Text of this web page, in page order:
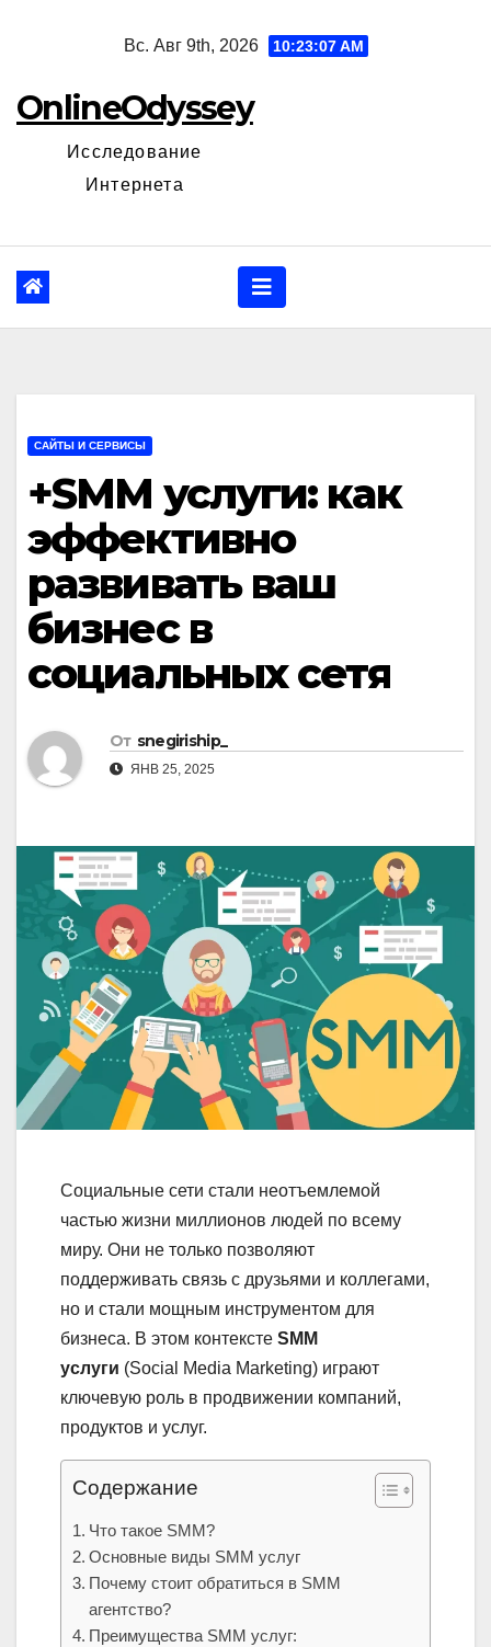
Вс. Авг 9th, 2026 10:23:08 AM
OnlineOdyssey
Исследование
Интернета
САЙТЫ И СЕРВИСЫ
+SMM услуги: как
эффективно
развивать ваш
бизнес в
социальных сетя
От snegiriship_
ЯНВ 25, 2025
Социальные сети стали неотъемлемой
частью жизни миллионов людей по всему
миру. Они не только позволяют
поддерживать связь с друзьями и коллегами,
но и стали мощным инструментом для
бизнеса. В этом контексте SMM
услуги (Social Media Marketing) играют
ключевую роль в продвижении компаний,
продуктов и услуг.
Содержание
Что такое SMM?
Основные виды SMM услуг
Почему стоит обратиться в SMM
агентство?
Преимущества SMM услуг: